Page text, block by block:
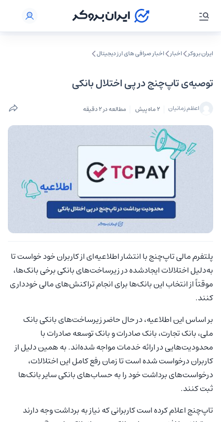
ایران بروکر اخبار اخبار صرافی‌ های ارز دیجیتال
توصیه‌ی تاپ‌چنج در پی اختلال بانکی
اعظم زمانیان 2 ماه پیش مطالعه در 2 دقیقه
پلتفرم مالی تاپ‌چنج با انتشار اطلاعیه‌ای از کاربران خود خواست تا
به‌دلیل اختلالات ایجادشده در زیرساخت‌های بانکی برخی بانک‌ها،
موقتاً از انتخاب این بانک‌ها برای انجام تراکنش‌های مالی خودداری
کنند.
بر اساس این اطلاعیه، در حال حاضر زیرساخت‌های بانکی بانک
ملی، بانک تجارت، بانک صادرات و بانک توسعه صادرات با
محدودیت‌هایی در ارائه خدمات مواجه شده‌اند. به همین دلیل از
کاربران درخواست شده است تا زمان رفع کامل این اختلالات،
درخواست‌های برداشت خود را به حساب‌های بانکی سایر بانک‌ها
ثبت کنند.
تاپ‌چنج اعلام کرده است کاربرانی که نیاز به برداشت وجه دارند